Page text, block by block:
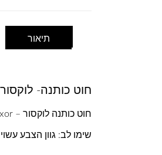
תיאור
חוט כותנה- לוקסור LUXOR- גוון 105-14
חוט כותנה לוקסור – Fibra natura luxor
שימו לב: גוון הצבע